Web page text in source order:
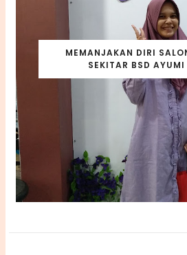
MEMANJAKAN DIRI
SEKITAR BSD AYUMI